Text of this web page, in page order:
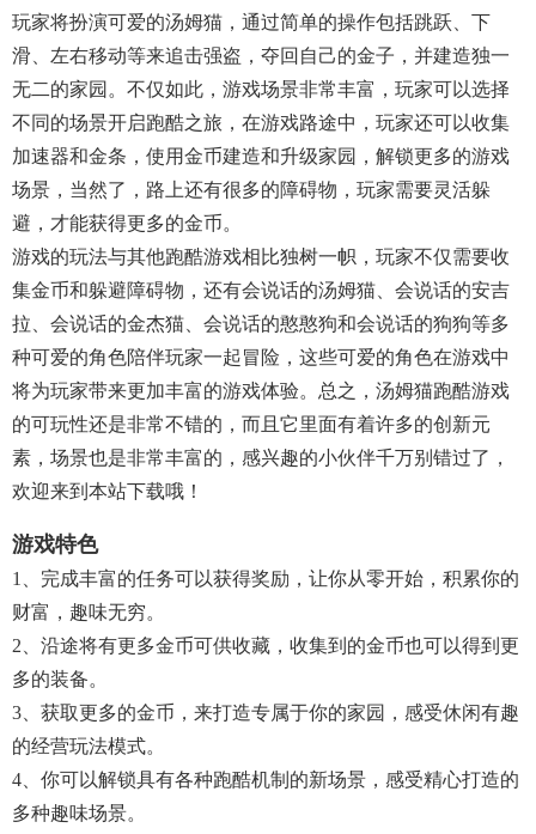
玩家将扮演可爱的汤姆猫，通过简单的操作包括跳跃、下
滑、左右移动等来追击强盗，夺回自己的金子，并建造独一
无二的家园。不仅如此，游戏场景非常丰富，玩家可以选择
不同的场景开启跑酷之旅，在游戏路途中，玩家还可以收集
加速器和金条，使用金币建造和升级家园，解锁更多的游戏
场景，当然了，路上还有很多的障碍物，玩家需要灵活躲
避，才能获得更多的金币。
游戏的玩法与其他跑酷游戏相比独树一帜，玩家不仅需要收
集金币和躲避障碍物，还有会说话的汤姆猫、会说话的安吉
拉、会说话的金杰猫、会说话的憨憨狗和会说话的狗狗等多
种可爱的角色陪伴玩家一起冒险，这些可爱的角色在游戏中
将为玩家带来更加丰富的游戏体验。总之，汤姆猫跑酷游戏
的可玩性还是非常不错的，而且它里面有着许多的创新元
素，场景也是非常丰富的，感兴趣的小伙伴千万别错过了，
欢迎来到本站下载哦！
游戏特色
1、完成丰富的任务可以获得奖励，让你从零开始，积累你的
财富，趣味无穷。
2、沿途将有更多金币可供收藏，收集到的金币也可以得到更
多的装备。
3、获取更多的金币，来打造专属于你的家园，感受休闲有趣
的经营玩法模式。
4、你可以解锁具有各种跑酷机制的新场景，感受精心打造的
多种趣味场景。